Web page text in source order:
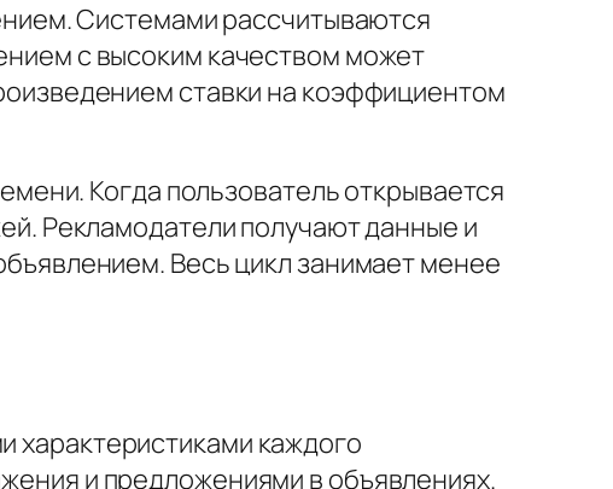
Системами рассчитываются
с высоким качеством может
ставки на коэффициентом
Когда пользователь открывается
Рекламодатели получают данные и
Весь цикл занимает менее
характеристиками каждого
и предложениями в объявлениях.